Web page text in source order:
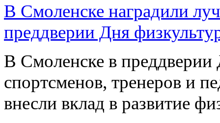
В Смоленске наградили
преддверии Дня
В Смоленске в преддверии
спортсменов, тренеров и
внесли вклад в развитие